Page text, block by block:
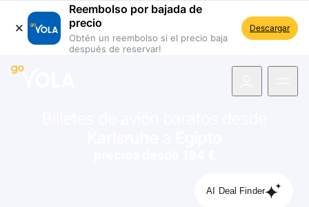
Reembolso por bajada de
precio
Obtén un reembolso si el precio baja
después de reservar!
Descargar
AI Deal Finder